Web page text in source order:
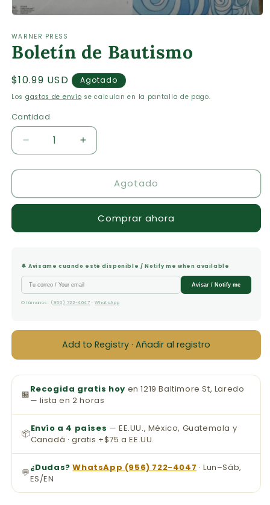
multimedia
1
en
modal
WARNER PRESS
Boletín de Bautismo
Precio
habitual
$10.99 USD Agotado
Los gastos de envío se calculan en la pantalla de pago.
Cantidad
Cantidad
Reducir
cantidad
para
de
Aumentar
cantidad
para
Boletín
de
Agotado
Comprar ahora
🔔 Avísame cuando esté disponible / Notify me when available
Avisar / Notify me
O llámanos: (956) 722-4047 ·WhatsApp
Add to Registry · Añadir al registro
🏪Recogida gratis hoy en 1219 Baltimore St, Laredo
— lista en 2 horas
📦Envío a 4 países — EE.UU., México, Guatemala y
Canadá · gratis +$75 a EE.UU.
💬¿Dudas? WhatsApp (956) 722-4047 · Lun–Sáb,
ES/EN